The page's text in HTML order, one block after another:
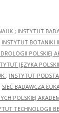
; INSTYTUT
INSTYTUT BOTANIKI
POLSKIEJ
JĘZYKA
; INSTYTUT
SIEĆ BADAWCZA
POLSKIEJ
TECHNOLOGII